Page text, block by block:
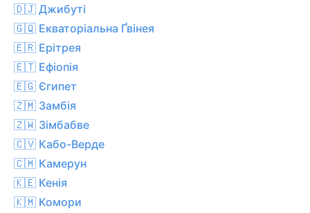
🇩🇯 Джибуті
🇬🇶 Екваторіальна Ґвінея
🇪🇷 Ерітрея
🇪🇹 Ефіопія
🇪🇬 Єгипет
🇿🇲 Замбія
🇿🇼 Зімбабве
🇨🇻 Кабо-Верде
🇨🇲 Камерун
🇰🇪 Кенія
🇰🇲 Комори